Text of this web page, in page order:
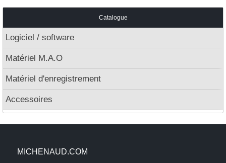
Catalogue
Logiciel / software
Matériel M.A.O
Matériel d'enregistrement
Accessoires
MICHENAUD.COM